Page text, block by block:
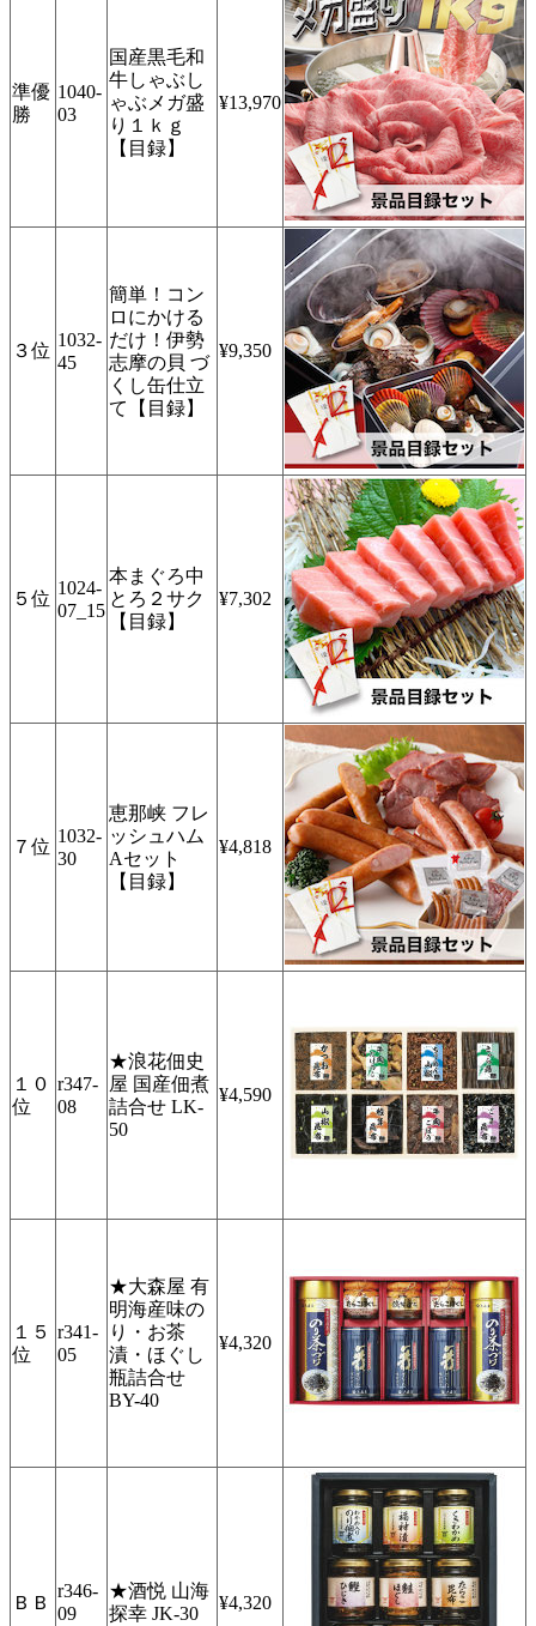
準優
勝
1040-
03
国産黒毛和
牛しゃぶし
ゃぶメガ盛
り１ｋｇ
【目録】
¥13,970
３位
1032-
45
簡単！コン
ロにかける
だけ！伊勢
志摩の貝 づ
くし缶仕立
て【目録】
¥9,350
５位
1024-
07_15
本まぐろ中
とろ２サク
【目録】
¥7,302
７位
1032-
30
恵那峡 フレ
ッシュハム
Aセット
【目録】
¥4,818
１０
位
r347-
08
★浪花佃史
屋 国産佃煮
詰合せ LK-
50
¥4,590
１５
位
r341-
05
★大森屋 有
明海産味の
り・お茶
漬・ほぐし
瓶詰合せ
BY-40
¥4,320
ＢＢ
r346-
09
★酒悦 山海
探幸 JK-30
¥4,320